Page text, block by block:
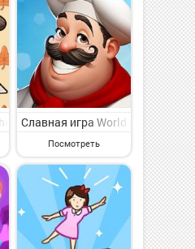
Forest : Idle Defense на
Славная игра World Chef на
Посмотреть